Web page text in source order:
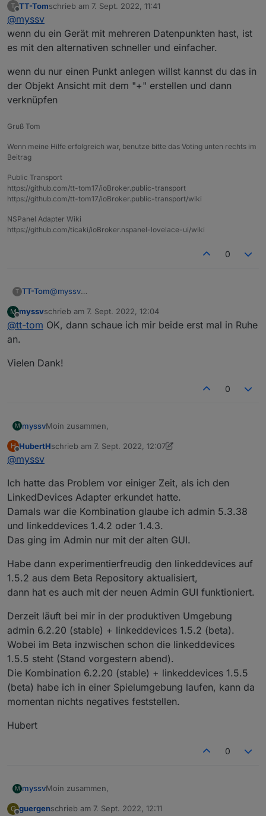
Wenn ich auf Zusatzadapter verzichten kann, tue ich
T TT-Tomschrieb am 7. Sept. 2022, 11:41
zuletzt editiert von
@myssv
wenn du ein Gerät mit mehreren Datenpunkten hast, ist
es mit den alternativen schneller und einfacher.
wenn du nur einen Punkt anlegen willst kannst du das in
der Objekt Ansicht mit dem "+" erstellen und dann
verknüpfen
Gruß Tom
Wenn meine Hilfe erfolgreich war, benutze bitte das Voting unten rechts im
Beitrag
Public Transport
https://github.com/tt-tom17/ioBroker.public-transport
https://github.com/tt-tom17/ioBroker.public-transport/wiki
NSPanel Adapter Wiki
https://github.com/ticaki/ioBroker.nspanel-lovelace-ui/wiki
0
T TT-Tom@myssv
ist es mit den alternativen schneller und einfacher.
wenn du nur einen Punkt anlegen willst kannst du das
in der Objekt Ansicht mit dem "+" erstellen und dann
M
Offline
myssvschrieb am 7. Sept. 2022, 12:04
zuletzt editiert von
@tt-tom OK, dann schaue ich mir beide erst mal in Ruhe
an.
Vielen Dank!
0
M myssvMoin zusammen,
ich habe den Adapter heute installiert:
Wenn ich nun in den Objekten eine Verknüfung
LinkedDevices:
H HubertHschrieb am 7. Sept. 2022, 12:07
zuletzt editiert von HubertH9. Juli 2022, 14:08
@myssv
Ich hatte das Problem vor einiger Zeit, als ich den
LinkedDevices Adapter erkundet hatte.
Damals war die Kombination glaube ich admin 5.3.38
und linkeddevices 1.4.2 oder 1.4.3.
Das ging im Admin nur mit der alten GUI.
Habe dann experimentierfreudig den linkeddevices auf
1.5.2 aus dem Beta Repository aktualisiert,
dann hat es auch mit der neuen Admin GUI funktioniert.
Derzeit läuft bei mir in der produktiven Umgebung
admin 6.2.20 (stable) + linkeddevices 1.5.2 (beta).
Wobei im Beta inzwischen schon die linkeddevices
1.5.5 steht (Stand vorgestern abend).
Die Kombination 6.2.20 (stable) + linkeddevices 1.5.5
(beta) habe ich in einer Spielumgebung laufen, kann da
momentan nichts negatives feststellen.
Hubert
0
M myssvMoin zusammen,
ich habe den Adapter heute installiert:
G guergenschrieb am 7. Sept. 2022, 12:11
zuletzt editiert von